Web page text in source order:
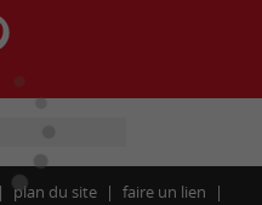
plan du site faire un lien